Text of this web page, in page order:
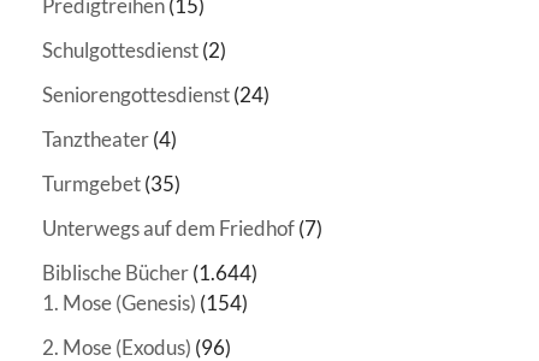
Schulgottesdienst(2)
Seniorengottesdienst(24)
Tanztheater(4)
Turmgebet(35)
Unterwegs auf dem Friedhof(7)
Biblische Bücher(1.644)
1. Mose (Genesis) (154)
2. Mose (Exodus) (96)